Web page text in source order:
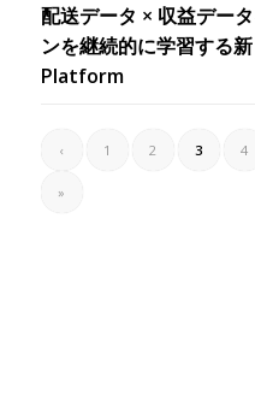
配送データ × 収益デー
ンを継続的に学習する
Platform
‹ 1 2 3 4
»